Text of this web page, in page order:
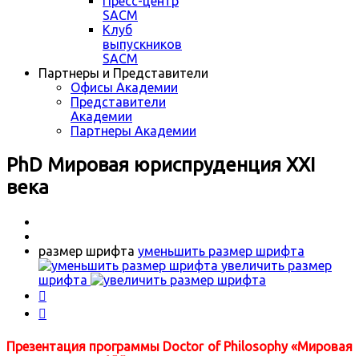
SACM
Клуб
выпускников
SACM
Партнеры и Представители
Офисы Академии
Представители
Академии
Партнеры Академии
PhD Мировая юриспруденция XXI
века
размер шрифта уменьшить размер шрифта
увеличить размер
шрифта


Презентация программы Doctor of Philosophy «Мировая